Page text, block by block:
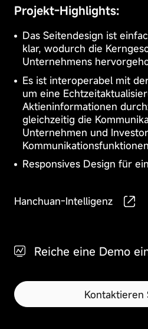
System
Projekt-Highlights:
Das Seitendesign ist
klar, wodurch die
Unternehmens
Es ist interoperabel mit
um eine
Aktieninformationen
gleichzeitig die
Unternehmen und
Responsives Design für
Hanchuan-Intelligenz
Reiche eine Demo
Kontaktieren
zu
erfassen
oder
Ihnen
personalisierte
Inhalte
anzubieten.
Die
Blockierung
bestimmter
Cookies
kann
die
und
wie
nutzen.
Essential
Cookies
Diese
Cookies
sind
für
Betrieb
der
Website
unverzichtbar
und
nicht
Sie
dann
gesetzt,
Sie
eine
Funktion
Leistungs-
Funktions-
Zielgerichtete